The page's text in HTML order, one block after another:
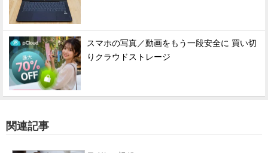
スマホの写真／動画をもう一段安全に 買い切
りクラウドストレージ
関連記事